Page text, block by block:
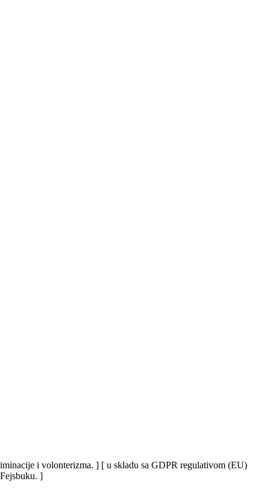
i volonterizma. ] [ u skladu sa GDPR regulativom (EU)
]